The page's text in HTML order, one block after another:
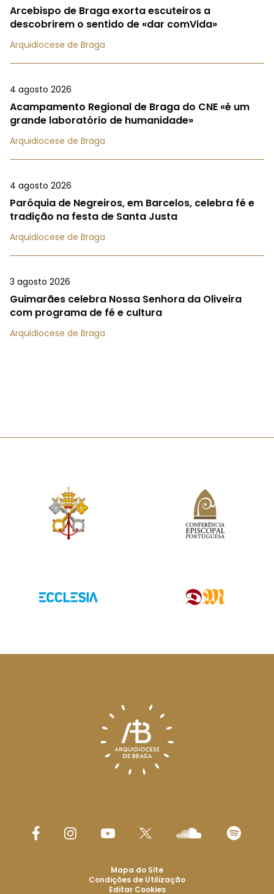
Arcebispo de Braga exorta escuteiros a
descobrirem o sentido de «dar comVida»
Arquidiocese de Braga
4 agosto 2026
Acampamento Regional de Braga do CNE «é um
grande laboratório de humanidade»
Arquidiocese de Braga
4 agosto 2026
Paróquia de Negreiros, em Barcelos, celebra fé e
tradição na festa de Santa Justa
Arquidiocese de Braga
3 agosto 2026
Guimarães celebra Nossa Senhora da Oliveira
com programa de fé e cultura
Arquidiocese de Braga
Mapa do Site
Condições de Utilização
Editar Cookies